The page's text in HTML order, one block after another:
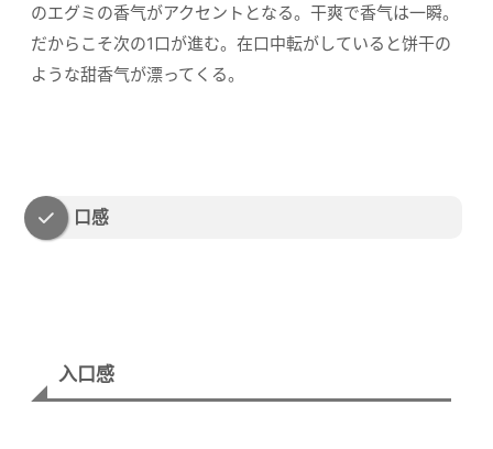
のエグミの香气がアクセントとなる。干爽で香气は一瞬。
だからこそ次の1口が進む。在口中転がしていると饼干の
ような甜香气が漂ってくる。
口感
入口感